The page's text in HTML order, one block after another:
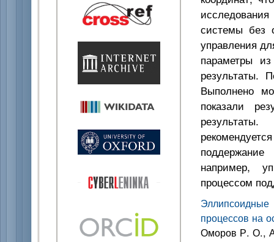
системы без
управления
параметры
результаты.
Выполнено
показали
например,
процессом
процессов на
Оморов Р. О.,